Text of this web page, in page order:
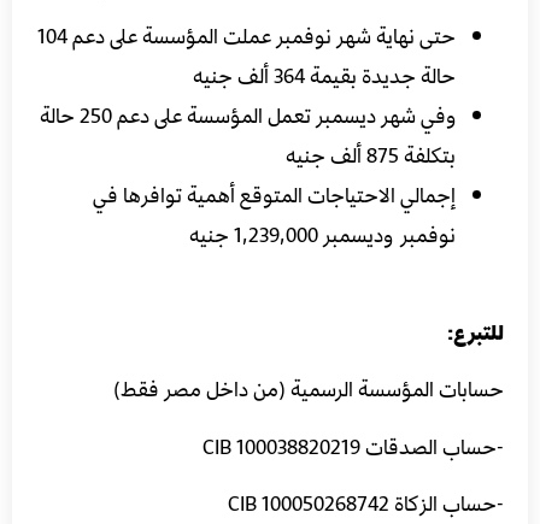
حتى نهاية شهر نوفمبر عملت المؤسسة على دعم 104
حالة جديدة بقيمة 364 ألف جنيه
وفي شهر ديسمبر تعمل المؤسسة على دعم 250 حالة
بتكلفة 875 ألف جنيه
إجمالي الاحتياجات المتوقع أهمية توافرها في
نوفمبر وديسمبر 1,239,000 جنيه
للتبرع:
حسابات المؤسسة الرسمية (من داخل مصر فقط)
-حساب الصدقات CIB 100038820219
-حساب الزكاة 100050268742 CIB